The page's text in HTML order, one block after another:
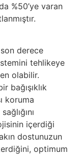
%50’ye varan
derece
tehlikeye
olabilir.
bağışıklık
koruma
içerdiği
dostunuzun
optimum